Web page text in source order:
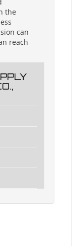
the
can
reach